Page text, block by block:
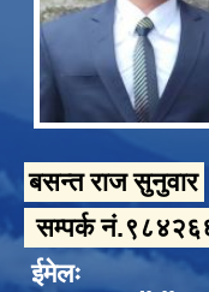
बसन्त राज सुनुवार
सम्पर्क
ईमेलः